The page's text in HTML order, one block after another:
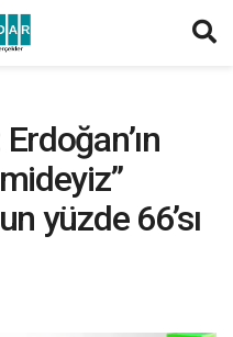
yüzde 66’sı